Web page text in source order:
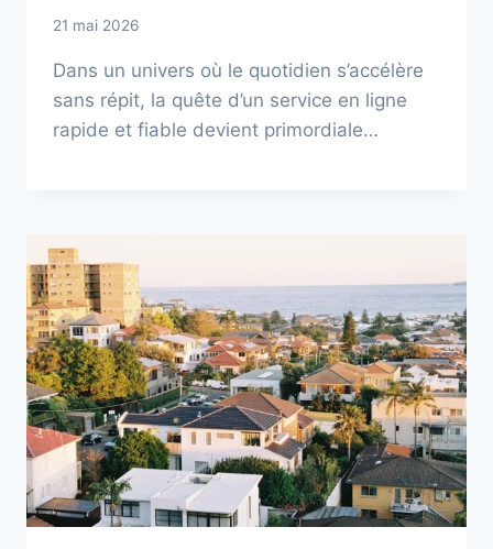
21 mai 2026
Dans un univers où le quotidien s’accélère
sans répit, la quête d’un service en ligne
rapide et fiable devient primordiale…